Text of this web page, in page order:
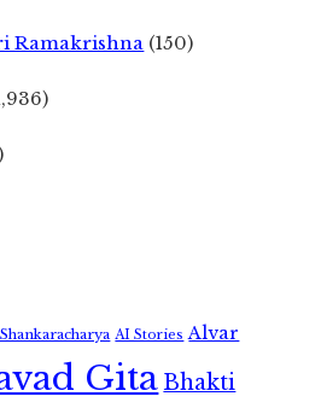
Ramakrishna (150)
AI Stories Alvar
GitaBhakti